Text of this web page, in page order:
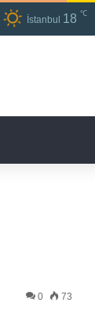
İstanbul 18 ℃
0 73